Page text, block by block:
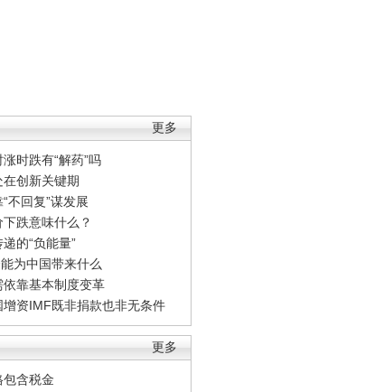
更多
时跌有“解药”吗
创新关键期
不回复”谋发展
跌意味什么？
的“负能量”
为中国带来什么
靠基本制度变革
资IMF既非捐款也非无条件
更多
包含税金